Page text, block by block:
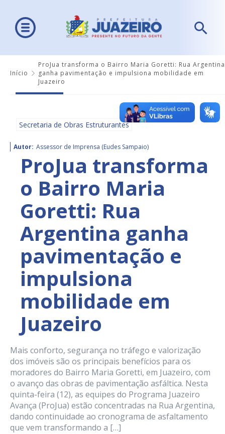
Início
ProJua transforma o Bairro Maria Goretti: Rua Argentina
ganha pavimentação e impulsiona mobilidade em
Juazeiro
Secretaria de Obras Estruturantes
Autor: Assessor de Imprensa (Eudes Sampaio)
ProJua transforma
o Bairro Maria
Goretti: Rua
Argentina ganha
pavimentação e
impulsiona
mobilidade em
Juazeiro
Mais conforto, segurança no tráfego e valorização
dos imóveis são os principais benefícios para os
moradores do Bairro Maria Goretti, em Juazeiro, com
o avanço das obras de pavimentação asfáltica. Nesta
quinta-feira (12), as equipes do Programa Juazeiro
Avança (ProJua) estão concentradas na Rua Argentina,
dando continuidade ao cronograma de asfaltamento
que vem transformando a […]